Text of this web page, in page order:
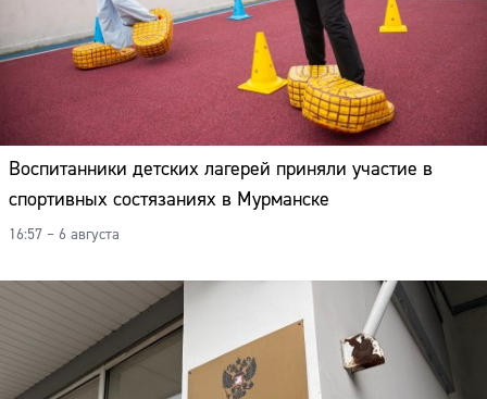
Воспитанники детских лагерей приняли участие в
спортивных состязаниях в Мурманске
16:57 – 6 августа